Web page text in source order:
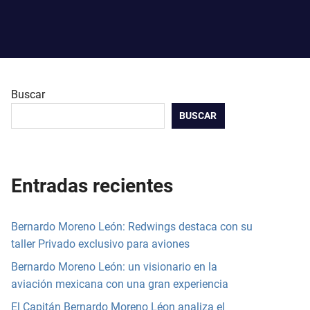
Buscar
BUSCAR
Entradas recientes
Bernardo Moreno León: Redwings destaca con su
taller Privado exclusivo para aviones
Bernardo Moreno León: un visionario en la
aviación mexicana con una gran experiencia
El Capitán Bernardo Moreno Léon analiza el